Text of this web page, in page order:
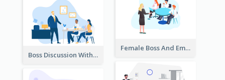
Female Boss And Employee Illustration
Boss Discussion With Employee Illustration